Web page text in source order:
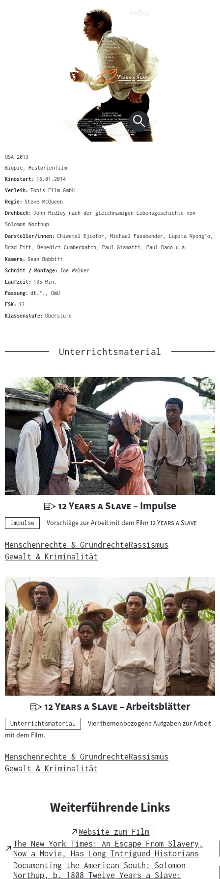
USA 2013
Biopic, Historienfilm
Kinostart: 16.01.2014
Verleih: Tobis Film GmbH
Regie: Steve McQueen
Drehbuch: John Ridley nach der gleichnamigen Lebensgeschichte von
Solomon Northup
Darsteller/innen: Chiwetel Ejiofor, Michael Fassbender, Lupita Nyong'o,
Brad Pitt, Benedict Cumberbatch, Paul Giamatti, Paul Dano u.a.
Kamera: Sean Bobbitt
Schnitt / Montage: Joe Walker
Laufzeit: 135 Min.
Fassung: dt.F., OmU
FSK: 12
Klassenstufe: Oberstufe
Unterrichtsmaterial
U
n
e
r
c
h
t
s
m
a
t
e
r
i
a
l
"
12 Years a Slave"
– Impulse
Kategorie:
Impulse Vorschläge zur Arbeit mit dem Film "12 Years a Slave
Menschenrechte & GrundrechteRassismus
Gewalt & Kriminalität
U
n
t
r
r
m
a
t
"
12 Years a Slave"
– Arbeitsblätter
Kategorie:
Unterrichtsmaterial
Vier themenbezogene Aufgaben zur Arbeit
mit dem Film.
Menschenrechte & GrundrechteRassismus
Gewalt & Kriminalität
Weiterführende Links
External
Link
Website zum Film
External
Link
The New York Times: An Escape From Slavery,
Now a Movie, Has Long Intrigued Historians
Documenting the American South: Solomon
Northup, b. 1808 Twelve Years a Slave: